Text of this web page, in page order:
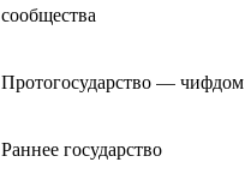
сообщества
Протогосударство — чифдом
Раннее государство